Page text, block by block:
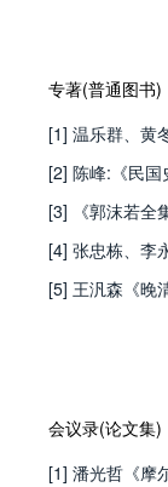
专著(普通图书)
[1] 温乐群、黄
[2] 陈峰:《民
[3] 《郭沫若全
[4] 张忠栋、李
[5] 王汎森《晚
会议录(论文集)
[1] 潘光哲《摩